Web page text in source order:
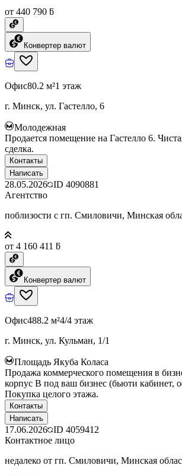
от 440 790 ƃ
Конвертер валют
Офис80.2 м²1 этаж
г. Минск, ул. Гастелло, 6
Молодежная
Продается помещение на Гастелло 6.
сделка.
Контакты
Написать
28.05.2026 ID 4090881
Агентство
поблизости с гп. Смиловичи, Минская
от 4 160 411 ƃ
Конвертер валют
Офис488.2 м²4/4 этаж
г. Минск, ул. Кульман, 1/1
Площадь Якуба Коласа
Продажа коммерческого помещения в
корпус B под ваш бизнес (бьюти кабинет,
Покупка целого этажа.
Контакты
Написать
17.06.2026 ID 4059412
Контактное лицо
недалеко от гп. Смиловичи, Минская